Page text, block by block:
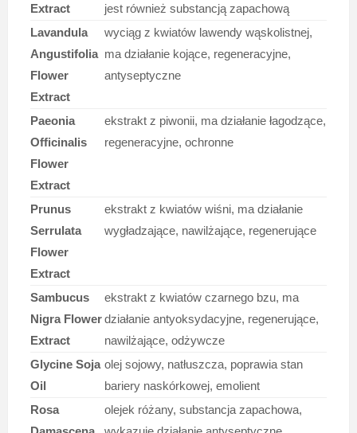
Extract
jest również substancją zapachową
Lavandula
Angustifolia
Flower
Extract
wyciąg z kwiatów lawendy wąskolistnej,
ma działanie kojące, regeneracyjne,
antyseptyczne
Paeonia
Officinalis
Flower
Extract
ekstrakt z piwonii, ma działanie łagodzące,
regeneracyjne, ochronne
Prunus
Serrulata
Flower
Extract
ekstrakt z kwiatów wiśni, ma działanie
wygładzające, nawilżające, regenerujące
Sambucus
Nigra Flower
Extract
ekstrakt z kwiatów czarnego bzu, ma
działanie antyoksydacyjne, regenerujące,
nawilżające, odżywcze
Glycine Soja
Oil
olej sojowy, natłuszcza, poprawia stan
bariery naskórkowej, emolient
Rosa
olejek różany, substancja zapachowa,